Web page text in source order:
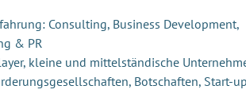
Consulting, Business Development,
& PR
kleine und mittelständische
Botschaften, Start-